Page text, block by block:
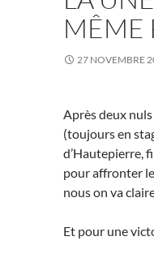
MÊME
27 NOVEMBRE
Après deux
(toujours en
d’Hautepierre,
pour affronter
nous on va
Et pour une